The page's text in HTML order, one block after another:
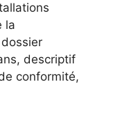
la
descriptif
conformité,